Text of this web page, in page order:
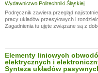
Wydawnictwo Politechniki Śląskiej
Podręcznik zawiera przegląd
pracy układów przesyłowych i
Zagadnienia tu ujęte związane są z
Elementy liniowych
elektrycznych i
Synteza układów